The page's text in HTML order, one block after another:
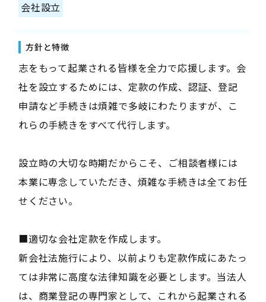
会社設立
方針と特徴
志をもって起業される皆様を全力で応援します。会
社を設立するためには、定款の作成、認証、登記
申請など手続きは煩雑で多岐にわたりますが、こ
れらの手続きをすべて代行します。
設立時の大切な時期だからこそ、ご相談者様には
本業に専念していただき、煩雑な手続きは全てお任
せください。
■適切な会社定款を作成します。
新会社法施行により、以前よりも定款作成にあたっ
ては非常に高度な法律知識を必要とします。当法人
は、商業登記の専門家として、これから起業される